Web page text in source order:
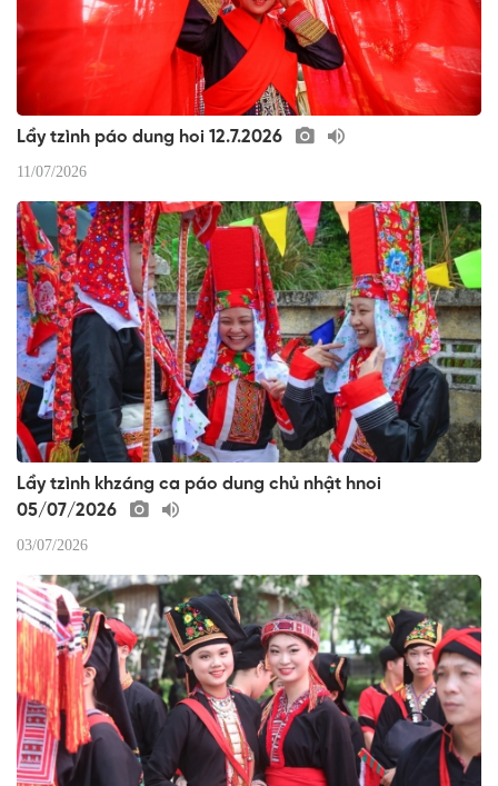
Lầy tzình páo dung hoi 12.7.2026
11/07/2026
Lầy tzình khzáng ca páo dung chủ nhật hnoi
05/07/2026
03/07/2026